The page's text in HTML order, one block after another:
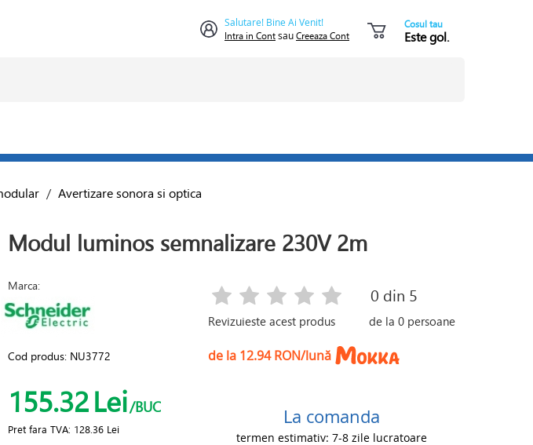
Salutare! Bine Ai Venit!
Intra in ContsauCreeaza Cont
Cosul tau
Este gol.
/ Avertizare sonora si optica
Modul luminos semnalizare 230V 2m
Marca:
Cod produs: NU3772
155.32Lei/BUC
Pret fara TVA: 128.36 Lei
Revizuieste acest produs
0 din 5
de la0 persoane
de la 12.94 RON/lună
La comanda
termen estimativ: 7-8 zile lucratoare